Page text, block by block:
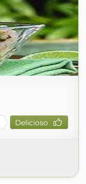
Delicioso